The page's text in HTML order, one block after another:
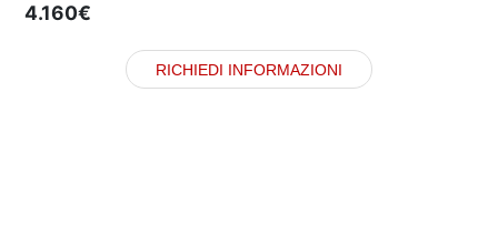
4.160€
RICHIEDI INFORMAZIONI